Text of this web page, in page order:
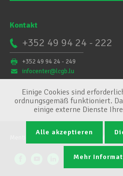
Kontakt
+352 49 94 24 - 222
+352 49 94 24 - 249
infocenter@lcgb.lu
Conditions générales
Einige Cookies sind
ordnungsgemäß funktioniert.
einige externe Dienste
Alle akzeptieren
Mehr